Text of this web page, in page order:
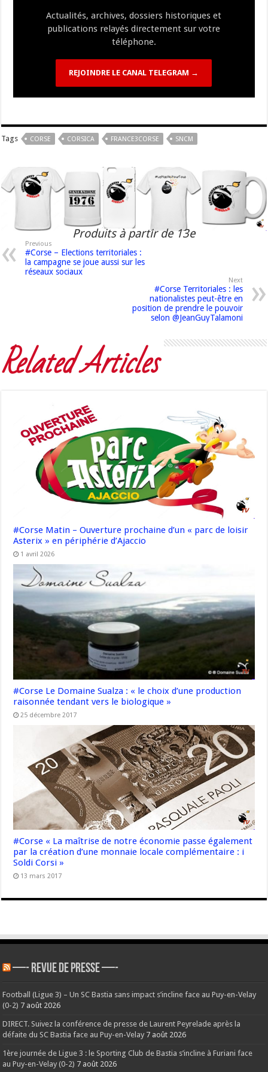
Actualités, archives, dossiers historiques et
publications relayés directement sur votre
téléphone.
REJOINDRE LE CANAL TELEGRAM →
Tags CORSE CORSICA FRANCE3CORSE SNCM
Produits à partir de 13e
Previous
#Corse – Elections territoriales :
la campagne se joue aussi sur les
réseaux sociaux
Next
#Corse Territoriales : les
nationalistes peut-être en
position de prendre le pouvoir
selon @JeanGuyTalamoni
Related Articles
#Corse Matin – Ouverture prochaine d’un « parc de loisir
Asterix » en périphérie d’Ajaccio
1 avril 2026
#Corse Le Domaine Sualza : « le choix d’une production
raisonnée tendant vers le biologique »
25 décembre 2017
#Corse « La maîtrise de notre économie passe également
par la création d’une monnaie locale complémentaire : i
Soldi Corsi »
13 mars 2017
—- REVUE DE PRESSE —-
Football (Ligue 3) – Un SC Bastia sans impact s’incline face au Puy-en-Velay
(0-2) 7 août 2026
DIRECT. Suivez la conférence de presse de Laurent Peyrelade après la
défaite du SC Bastia face au Puy-en-Velay 7 août 2026
1ère journée de Ligue 3 : le Sporting Club de Bastia s’incline à Furiani face
au Puy-en-Velay (0-2) 7 août 2026